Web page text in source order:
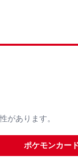
があります。
ポケモンカー